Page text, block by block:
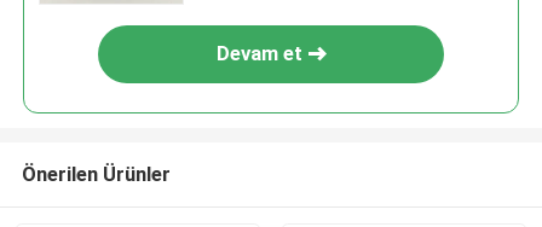
Devam et
Önerilen Ürünler